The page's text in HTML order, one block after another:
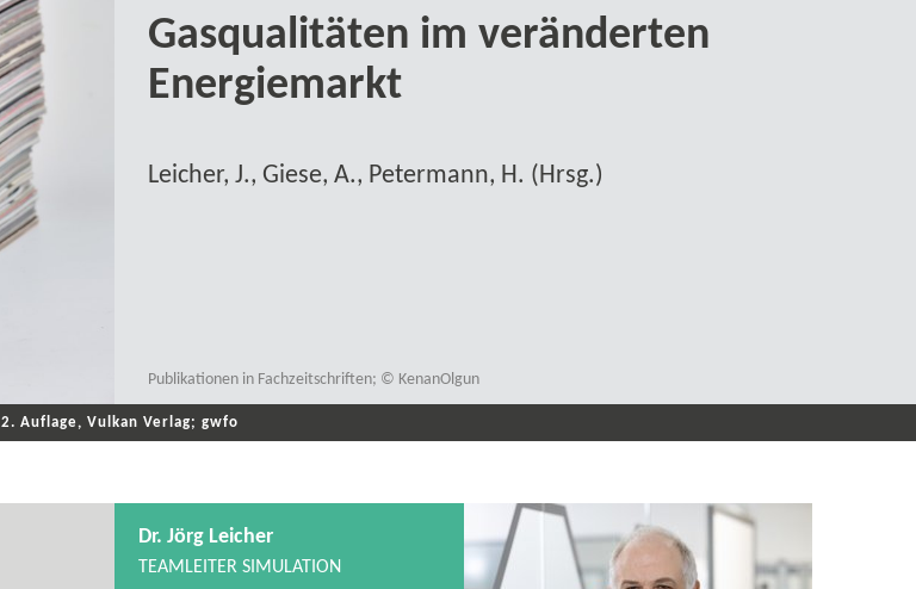
Gasqualitäten im veränderten
Energiemarkt
Leicher, J., Giese, A., Petermann, H. (Hrsg.)
Publikationen in Fachzeitschriften; © KenanOlgun
2. Auflage, Vulkan Verlag; gwfo
Dr. Jörg Leicher
TEAMLEITER SIMULATION